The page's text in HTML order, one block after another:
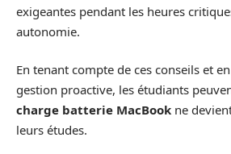
exigeantes pendant les heures
autonomie.
En tenant compte de ces conseils et
gestion proactive, les étudiants
charge batterie MacBook ne
leurs études.